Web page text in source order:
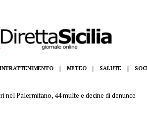
la fidanzata assiste alla tragedia
INTRATTENIMENTO METEO SALUTE
Palermitano, 44 multe e decine di denunce